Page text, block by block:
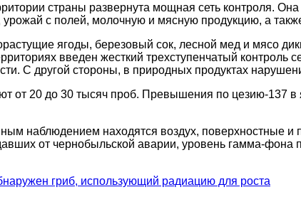
страны развернута мощная сеть контроля.
с полей, молочную и мясную продукцию, а
ягоды, березовый сок, лесной мед и мясо
введен жесткий трехступенчатый контроль
С другой стороны, в природных продуктах
от 20 до 30 тысяч проб. Превышения по цезию-137 в
наблюдением находятся воздух, поверхностные и
от чернобыльской аварии, уровень гамма-
гриб, использующий радиацию для роста